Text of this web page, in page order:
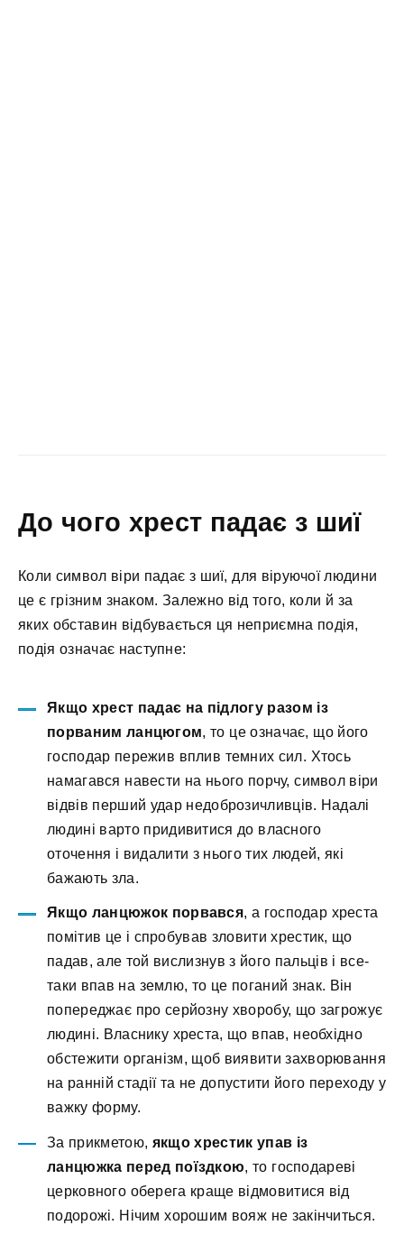
До чого хрест падає з шиї
Коли символ віри падає з шиї, для віруючої людини
це є грізним знаком. Залежно від того, коли й за
яких обставин відбувається ця неприємна подія,
подія означає наступне:
Якщо хрест падає на підлогу разом із
порваним ланцюгом, то це означає, що його
господар пережив вплив темних сил. Хтось
намагався навести на нього порчу, символ віри
відвів перший удар недоброзичливців. Надалі
людині варто придивитися до власного
оточення і видалити з нього тих людей, які
бажають зла.
Якщо ланцюжок порвався, а господар хреста
помітив це і спробував зловити хрестик, що
падав, але той вислизнув з його пальців і все-
таки впав на землю, то це поганий знак. Він
попереджає про серйозну хворобу, що загрожує
людині. Власнику хреста, що впав, необхідно
обстежити організм, щоб виявити захворювання
на ранній стадії та не допустити його переходу у
важку форму.
За прикметою, якщо хрестик упав із
ланцюжка перед поїздкою, то господареві
церковного оберега краще відмовитися від
подорожі. Нічим хорошим вояж не закінчиться.